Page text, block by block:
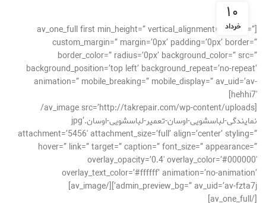
۱۰
خرداد
[av_one_full first min_height=” vertical_alignment=” space=”
custom_margin=” margin=’0px’ padding=’0px’ border=”
border_color=” radius=’0px’ background_color=” src=”
background_position=’top left’ background_repeat=’no-repeat’
animation=” mobile_breaking=” mobile_display=” av_uid=’av-
hehhi7′]
[av_image src=’http://takrepair.com/wp-content/uploads/
نمایندگی-لباسشویی-اوسان-تعمیر-لباسشویی-اوسان.jpg’
attachment=’5456′ attachment_size=’full’ align=’center’ styling=”
hover=” link=” target=” caption=” font_size=” appearance=”
overlay_opacity=’0.4′ overlay_color=’#000000′
overlay_text_color=’#ffffff’ animation=’no-animation’
admin_preview_bg=” av_uid=’av-fzta7j’][/av_image]
[/av_one_full]